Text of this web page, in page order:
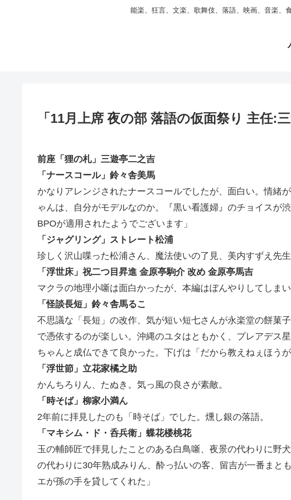
能楽、狂言、文楽、歌舞伎、落語、映画、音楽、
「11月上席 夜の部 落語の仮面祭り 主任:
前座「狸の札」三遊亭二之吉
「ナースコール」鈴々舎美馬
かなりアレンジされたナースコールでしたが、面白い。情緒
ゃんは、自分がモデルなのか。『黒い看護婦』のチョイスが
BPOが適用されたようでございます」
「ジャグリング」ストレート松浦
珍しく沢山喋った松浦さん、魔法使いの了見、美内すずえ先生
「浮世床」祝二つ目昇進 金原亭駒介 改め 金原亭馬吉
マクラの地理小噺は面白かったが、本編はぼんやりしてしま
「怪談長短」鈴々舎馬るこ
不思議な「長短」の改作、気が短い短七さんが永楽堂の餅菓
で憑依するのが楽しい。沖縄のユタはともかく、プレアデス
ちゃんと成仏できて良かった。下げは「だから教えねぇほうが
「浮世節」立花家橘之助
かんちろりん、たぬき。気っ風の良さが素敵。
「時そば」柳家小満ん
2年前に拝見したのも「時そば」でした。燻し銀の落語。
「マキシム・ド・呑兵衛」蝶花楼桃花
玉の輔師匠で拝見したことのある白鳥噺、夜景の代わりに野
の代わりに30年熟成みりん、酔っ払いの客、留吉が一番まと
エが孫の手を貸してくれた」